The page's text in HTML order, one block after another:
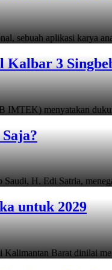
sebuah aplikasi karya
3
IMTEK) menyatakan
H. Edi Satria,
untuk 2029
Barat dinilai